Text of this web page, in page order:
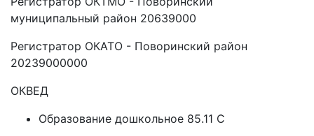
муниципальный район 20639000
Регистратор ОКАТО - Поворинский район
20239000000
ОКВЕД
Образование дошкольное 85.11 C